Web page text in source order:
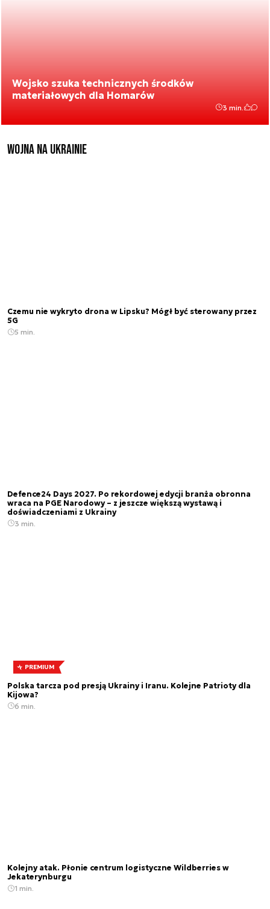
Wojsko szuka technicznych środków
materiałowych dla Homarów
3 min.
Wojna na Ukrainie
Czemu nie wykryto drona w Lipsku? Mógł być sterowany przez
5G
5 min.
Defence24 Days 2027. Po rekordowej edycji branża obronna
wraca na PGE Narodowy – z jeszcze większą wystawą i
doświadczeniami z Ukrainy
3 min.
PREMIUM
Polska tarcza pod presją Ukrainy i Iranu. Kolejne Patrioty dla
Kijowa?
6 min.
Kolejny atak. Płonie centrum logistyczne Wildberries w
Jekaterynburgu
1 min.